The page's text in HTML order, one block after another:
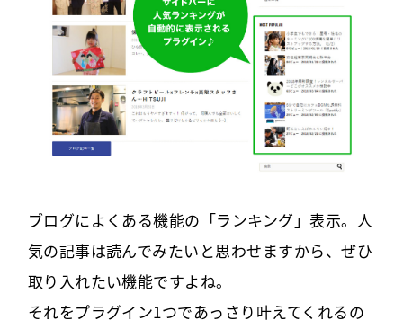
ブログによくある機能の「ランキング」表示。人
気の記事は読んでみたいと思わせますから、ぜひ
取り入れたい機能ですよね。
それをプラグイン1つであっさり叶えてくれるの